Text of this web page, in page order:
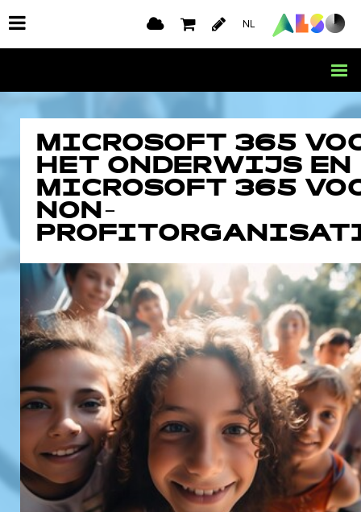
NL
MICROSOFT 365
HET ONDERWIJS EN
MICROSOFT 365
NON-